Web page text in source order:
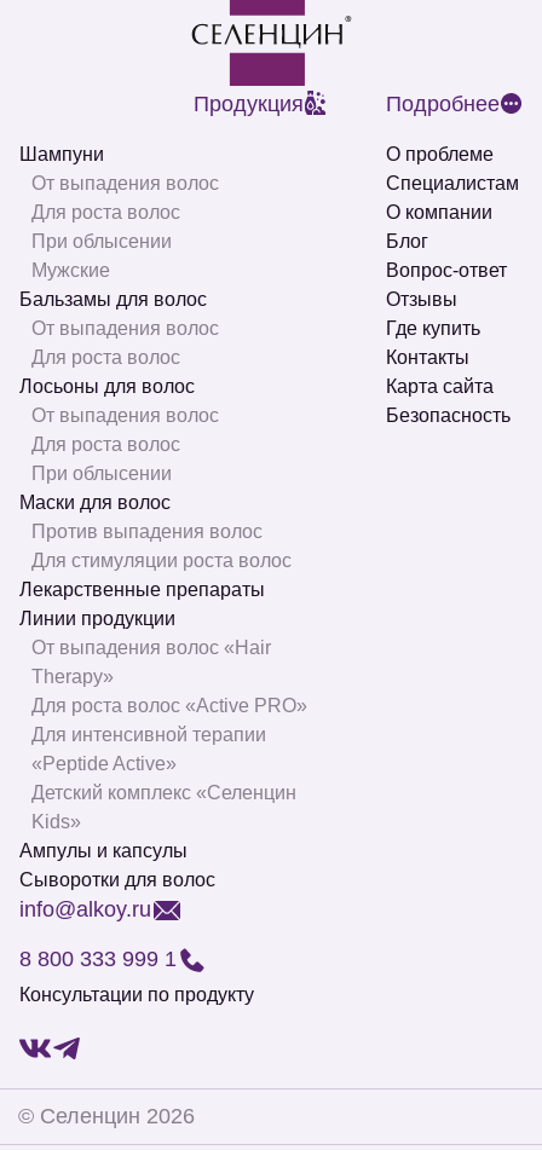
Продукция
Шампуни
От выпадения волос
Для роста волос
При облысении
Мужские
Бальзамы для волос
От выпадения волос
Для роста волос
Лосьоны для волос
От выпадения волос
Для роста волос
При облысении
Маски для волос
Против выпадения волос
Для стимуляции роста волос
Лекарственные препараты
Линии продукции
От выпадения волос «Hair
Therapy»
Для роста волос «Active PRO»
Для интенсивной терапии
«Peptide Active»
Детский комплекс «Селенцин
Kids»
Ампулы и капсулы
Сыворотки для волос
Подробнее
О проблеме
Специалистам
О компании
Блог
Вопрос-ответ
Отзывы
Где купить
Контакты
Карта сайта
Безопасность
info@alkoy.ru
8 800 333 999 1
Консультации по продукту
© Селенцин 2026